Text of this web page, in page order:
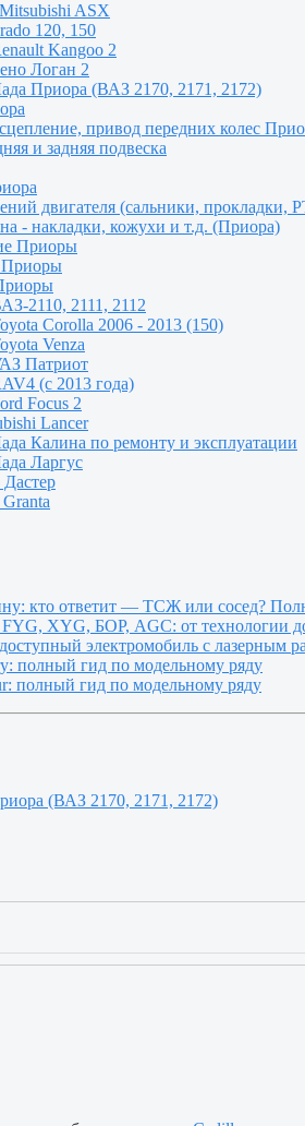
ASX
120, 150
Kangoo 2
Логан 2
Приора (ВАЗ 2170, 2171, 2172)
привод передних колес
и задняя подвеска
двигателя (сальники,
- накладки, кожухи и т.д. (Приора)
Приоры
Приоры
2110, 2111, 2112
Сorolla 2006 - 2013 (150)
Venza
Патриот
(с 2013 года)
Focus 2
Lancer
Калина по ремонту и эксплуатации
Ларгус
кто ответит — ТСЖ или сосед?
FYG, XYG, БОР, AGC: от технологии
электромобиль с лазерным
полный гид по модельному ряду
полный гид по модельному ряду
(ВАЗ 2170, 2171, 2172)